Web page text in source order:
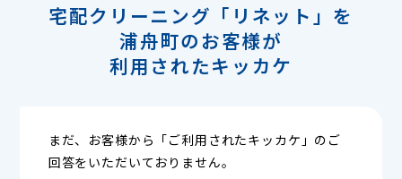
宅配クリーニング「リネット」を
浦舟町のお客様が
利用されたキッカケ
まだ、お客様から「ご利用されたキッカケ」のご
回答をいただいておりません。